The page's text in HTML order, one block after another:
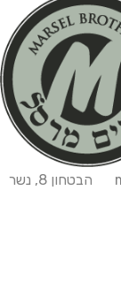
הבטחון 8, נשר